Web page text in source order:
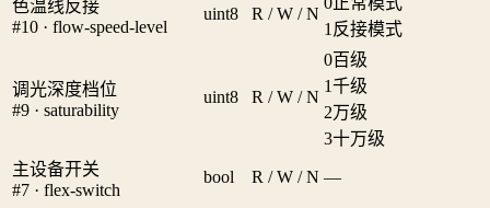
色温线反接
#10 · flow-speed-level
uint8 R / W / N
1 反接模式
调光深度档位
#9 · saturability
uint8 R / W / N
0百级
1千级
2万级
3十万级
主设备开关
#7 · flex-switch
bool R / W / N —